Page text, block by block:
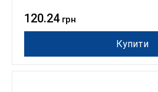
120.24 грн
Купити